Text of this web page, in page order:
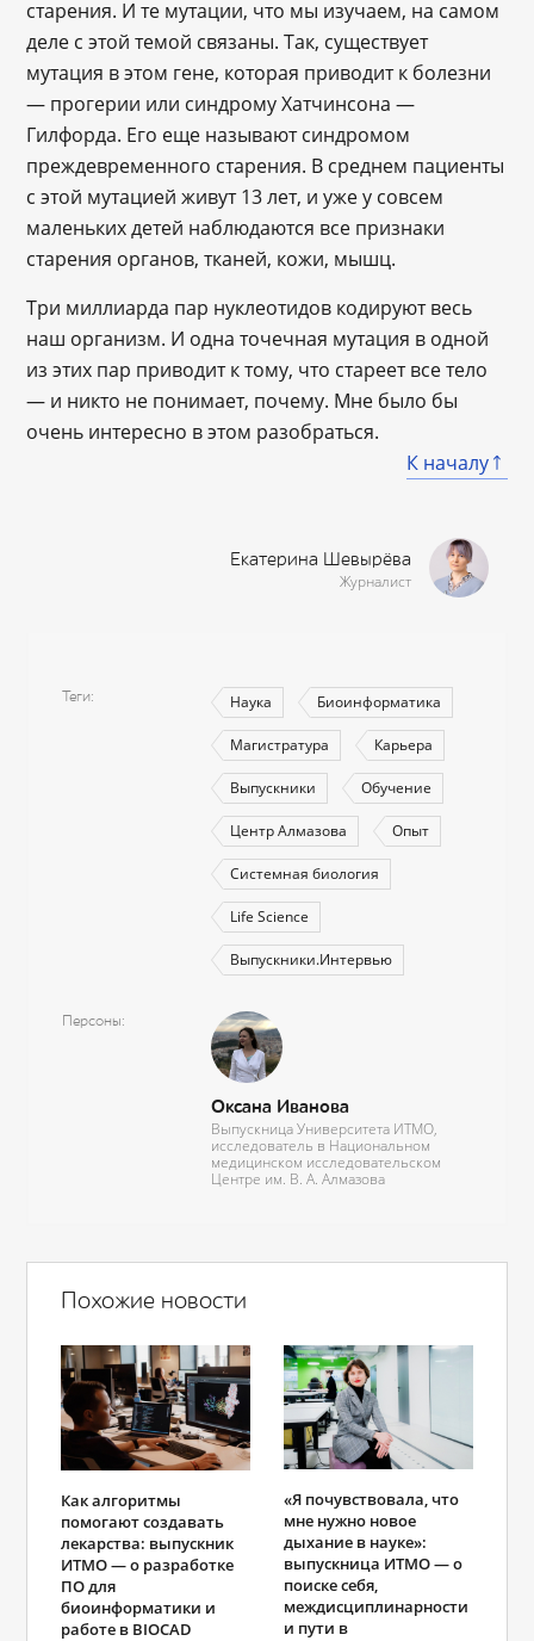
старения. И те мутации, что мы изучаем, на самом
деле с этой темой связаны. Так, существует
мутация в этом гене, которая приводит к болезни
— прогерии или синдрому Хатчинсона —
Гилфорда. Его еще называют синдромом
преждевременного старения. В среднем пациенты
с этой мутацией живут 13 лет, и уже у совсем
маленьких детей наблюдаются все признаки
старения органов, тканей, кожи, мышц.
Три миллиарда пар нуклеотидов кодируют весь
наш организм. И одна точечная мутация в одной
из этих пар приводит к тому, что стареет все тело
— и никто не понимает, почему. Мне было бы
очень интересно в этом разобраться.
К началу
Екатерина Шевырёва
Журналист
Теги Наука Биоинформатика
Магистратура Карьера
Выпускники Обучение
Центр Алмазова Опыт
Системная биология
Life Science
Выпускники.Интервью
Персоны
Оксана Иванова
Выпускница Университета ИТМО,
исследователь в Национальном
медицинском исследовательском
Центре им. В. А. Алмазова
Похожие новости
Как алгоритмы
помогают создавать
лекарства: выпускник
ИТМО ― о разработке
ПО для
биоинформатики и
работе в BIOCAD
«Я почувствовала, что
мне нужно новое
дыхание в науке»:
выпускница ИТМО — о
поиске себя,
междисциплинарности
и пути в